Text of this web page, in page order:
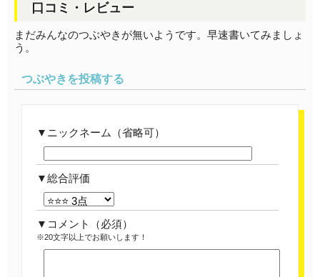
口コミ・レビュー
まだみんなのつぶやきが無いようです。早速書いてみましょ
う。
つぶやきを投稿する
ニックネーム（省略可）
総合評価
コメント （必須）
※20文字以上でお願いします！